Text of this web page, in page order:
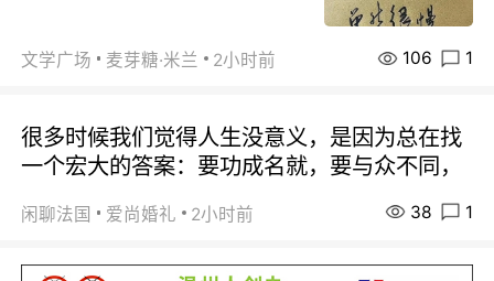
文学广场 麦芽糖·米兰 2小时前 106 1
很多时候我们觉得人生没意义，是因为总在找
一个宏大的答案：要功成名就，要与众不同，
闲聊法国 爱尚婚礼 2小时前 38 1